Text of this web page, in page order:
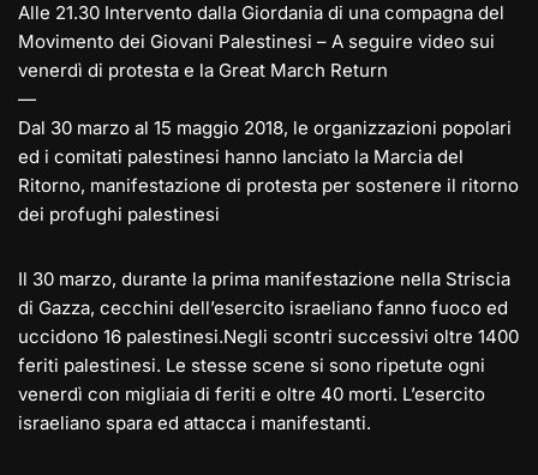
Alle 21.30 Intervento dalla Giordania di una compagna del
Movimento dei Giovani Palestinesi – A seguire video sui
venerdì di protesta e la Great March Return
—
Dal 30 marzo al 15 maggio 2018, le organizzazioni popolari
ed i comitati palestinesi hanno lanciato la Marcia del
Ritorno, manifestazione di protesta per sostenere il ritorno
dei profughi palestinesi
Il 30 marzo, durante la prima manifestazione nella Striscia
di Gazza, cecchini dell’esercito israeliano fanno fuoco ed
uccidono 16 palestinesi.Negli scontri successivi oltre 1400
feriti palestinesi. Le stesse scene si sono ripetute ogni
venerdì con migliaia di feriti e oltre 40 morti. L’esercito
israeliano spara ed attacca i manifestanti.